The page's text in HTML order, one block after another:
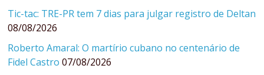
Tic-tac: TRE-PR tem 7 dias para julgar registro de Deltan
08/08/2026
Roberto Amaral: O martírio cubano no centenário de
Fidel Castro 07/08/2026